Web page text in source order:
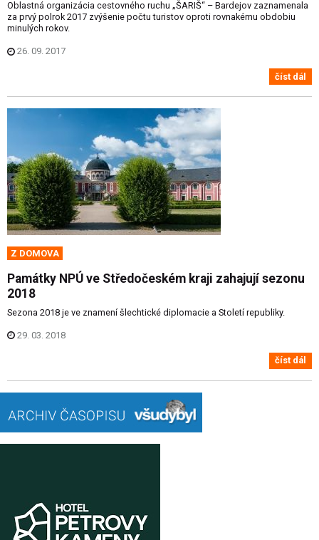
Oblastná organizácia cestovného ruchu „ŠARIŠ“ – Bardejov zaznamenala
za prvý polrok 2017 zvýšenie počtu turistov oproti rovnakému obdobiu
minulých rokov.
26. 09. 2017
číst dál
Z DOMOVA
Památky NPÚ ve Středočeském kraji zahajují sezonu
2018
Sezona 2018 je ve znamení šlechtické diplomacie a Století republiky.
29. 03. 2018
číst dál